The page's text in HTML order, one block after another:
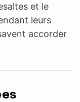
et le
leurs
accorder